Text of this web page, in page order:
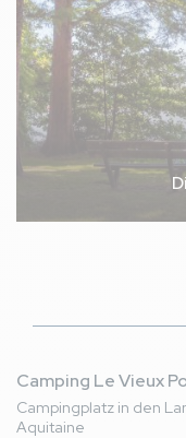
Camping Le Vieux
Campingplatz in den
Aquitaine